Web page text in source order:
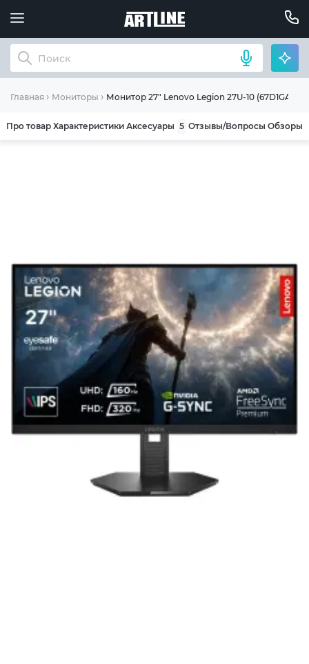
Главная Мониторы Монитор 27" Lenovo Legion 27U-10
Про товар Характеристики Аксесуары 5 Отзывы/Вопросы Обзоры